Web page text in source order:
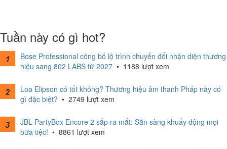
Tuần này có gì hot?
Bose Professional công bố lộ trình chuyển đổi nhận diện thương
hiệu sang 802 LABS từ 2027 • 1188 lượt xem
Loa Elipson có tốt không? Thương hiệu âm thanh Pháp này có
gì đặc biệt? • 2749 lượt xem
JBL PartyBox Encore 2 sắp ra mắt: Sẵn sàng khuấy động mọi
bữa tiệc! • 8861 lượt xem